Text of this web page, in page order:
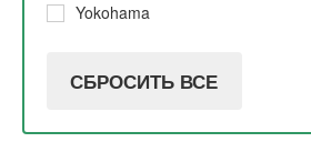
Yokohama
СБРОСИТЬ ВСЕ